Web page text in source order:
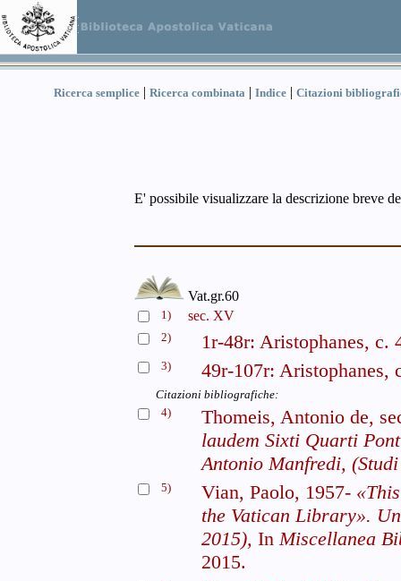
Ricerca semplice | Ricerca combinata | Indice | Citazioni
E' possibile visualizzare la descrizione breve
Vat.gr.60
1) sec. XV
2) 1r-48r: Aristophanes, c.
3) 49r-107r: Aristophanes,
Citazioni bibliografiche:
4)
Thomeis, Antonio de,
laudem Sixti Quarti
Antonio Manfredi,
5) Vian, Paolo, 1957-
the Vatican Library».
2015), InMiscellanea
2015.